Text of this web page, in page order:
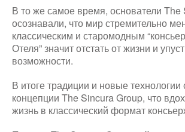
В то же самое время, основатели The
осознавали, что мир стремительно
классическим и старомодным
Отеля” значит отстать от жизни и
возможности.
В итоге традиции и новые технологии
концепции The Sincura Group, что
жизнь в классический формат